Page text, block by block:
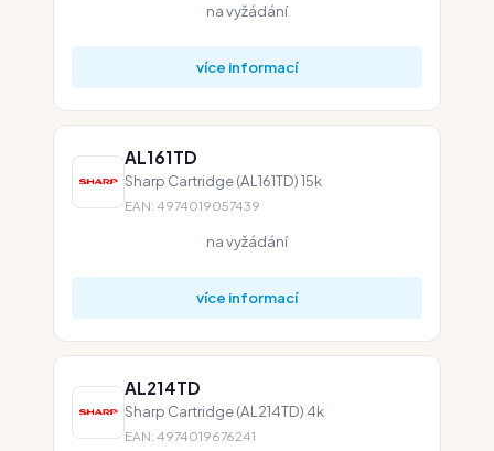
na vyžádání
více informací
AL161TD
Sharp Cartridge (AL161TD) 15k
EAN: 4974019057439
na vyžádání
více informací
AL214TD
Sharp Cartridge (AL214TD) 4k
EAN: 4974019676241